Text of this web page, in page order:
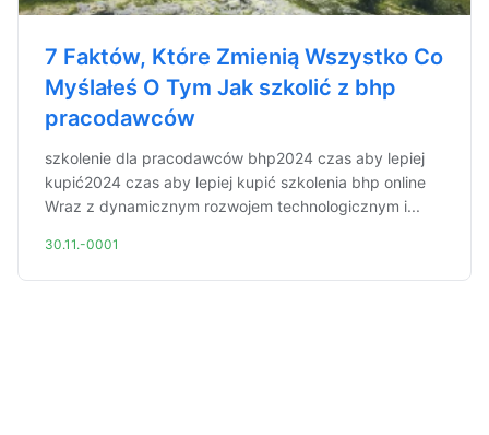
7 Faktów, Które Zmienią Wszystko Co
Myślałeś O Tym Jak szkolić z bhp
pracodawców
szkolenie dla pracodawców bhp2024 czas aby lepiej
kupić2024 czas aby lepiej kupić szkolenia bhp online
Wraz z dynamicznym rozwojem technologicznym i...
30.11.-0001